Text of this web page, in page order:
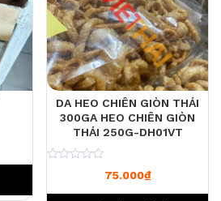
DA HEO CHIÊN GIÒN THÁI
300GA HEO CHIÊN GIÒN
THÁI 250G-DH01VT
75.000₫